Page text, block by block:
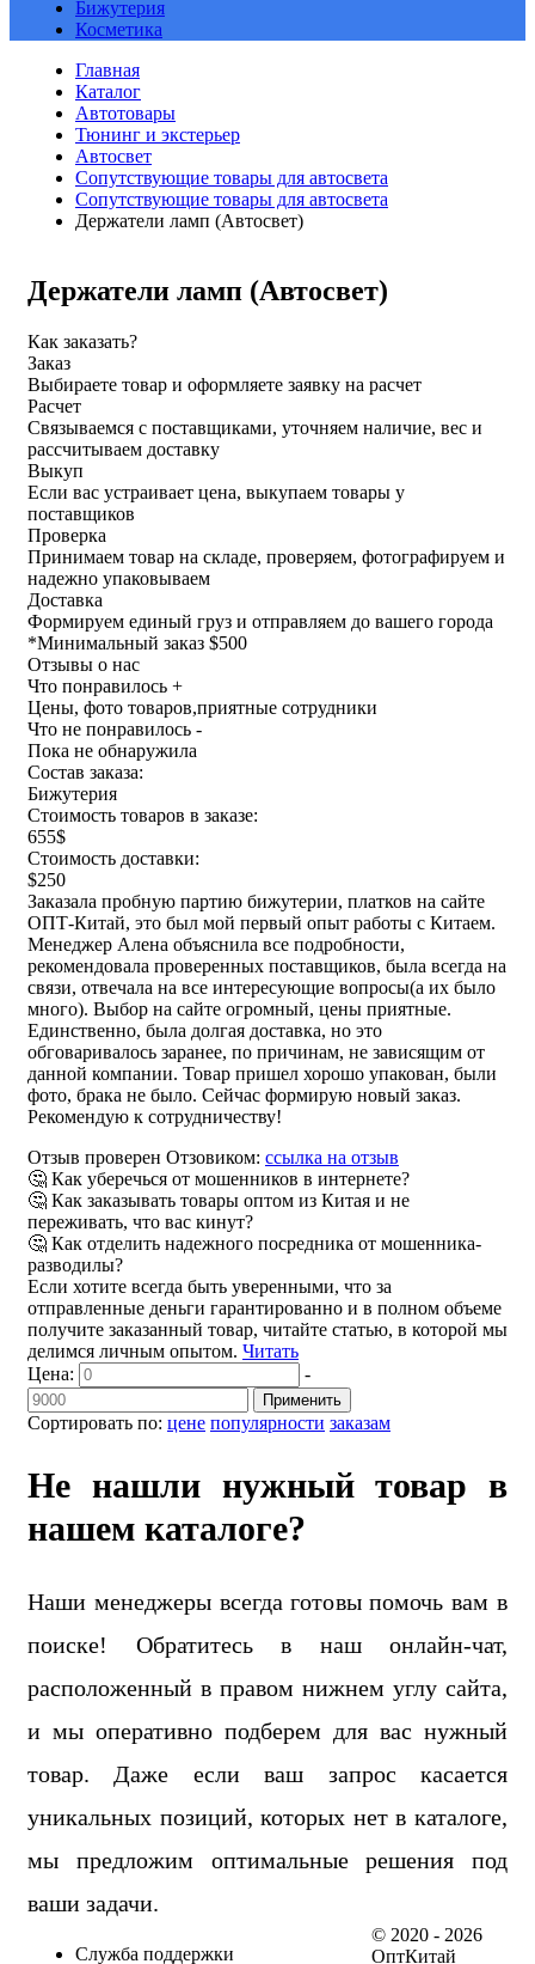
Бижутерия
Косметика
Главная
Каталог
Автотовары
Тюнинг и экстерьер
Автосвет
Сопутствующие товары для автосвета
Сопутствующие товары для автосвета
Держатели ламп (Автосвет)
Держатели ламп (Автосвет)
Как заказать?
Заказ
Выбираете товар и оформляете заявку на расчет
Расчет
Связываемся с поставщиками, уточняем наличие, вес и
рассчитываем доставку
Выкуп
Если вас устраивает цена, выкупаем товары у
поставщиков
Проверка
Принимаем товар на складе, проверяем, фотографируем и
надежно упаковываем
Доставка
Формируем единый груз и отправляем до вашего города
*Минимальный заказ $500
Отзывы о нас
Что понравилось +
Цены, фото товаров,приятные сотрудники
Что не понравилось -
Пока не обнаружила
Состав заказа:
Бижутерия
Стоимость товаров в заказе:
655$
Стоимость доставки:
$250
Заказала пробную партию бижутерии, платков на сайте
ОПТ-Китай, это был мой первый опыт работы с Китаем.
Менеджер Алена объяснила все подробности,
рекомендовала проверенных поставщиков, была всегда на
связи, отвечала на все интересующие вопросы(а их было
много). Выбор на сайте огромный, цены приятные.
Единственно, была долгая доставка, но это
обговаривалось заранее, по причинам, не зависящим от
данной компании. Товар пришел хорошо упакован, были
фото, брака не было. Сейчас формирую новый заказ.
Рекомендую к сотрудничеству!
Отзыв проверен Отзовиком: ссылка на отзыв
🤔 Как уберечься от мошенников в интернете?
🤔 Как заказывать товары оптом из Китая и не
переживать, что вас кинут?
🤔 Как отделить надежного посредника от мошенника-
разводилы?
Если хотите всегда быть уверенными, что за
отправленные деньги гарантированно и в полном объеме
получите заказанный товар, читайте статью, в которой мы
делимся личным опытом. Читать
Сортировать по: цене популярности заказам
Цена: -
Применить
Не нашли нужный товар в
нашем каталоге?
Наши менеджеры всегда готовы помочь вам в
поиске! Обратитесь в наш онлайн-чат,
расположенный в правом нижнем углу сайта,
и мы оперативно подберем для вас нужный
товар. Даже если ваш запрос касается
уникальных позиций, которых нет в каталоге,
мы предложим оптимальные решения под
ваши задачи.
Служба поддержки
© 2020 - 2026
ОптКитай